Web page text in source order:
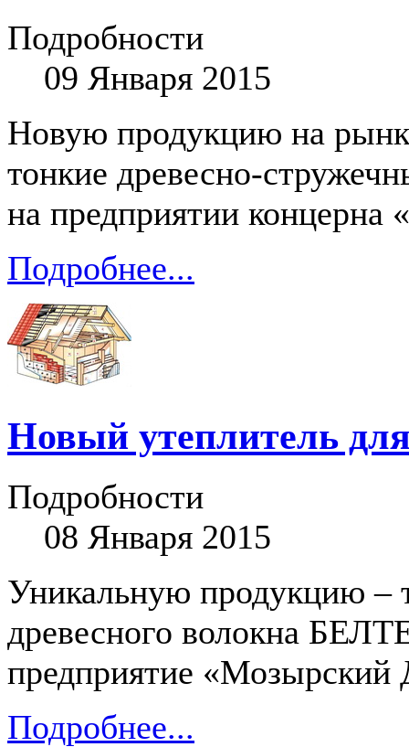
Подробности
09 Января 2015
Новую продукцию на
тонкие древесно-
на предприятии концерна
Подробнее...
Новый утеплитель
Подробности
08 Января 2015
Уникальную продукцию –
древесного волокна
предприятие
Подробнее...